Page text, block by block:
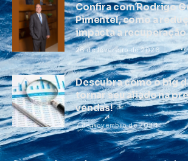
Confira com Rodrigo
Pimentel, como a
impacta a
26 de fevereiro de 2026
Descubra como o big
tornar seu aliado na
vendas!
7 de novembro de 2024